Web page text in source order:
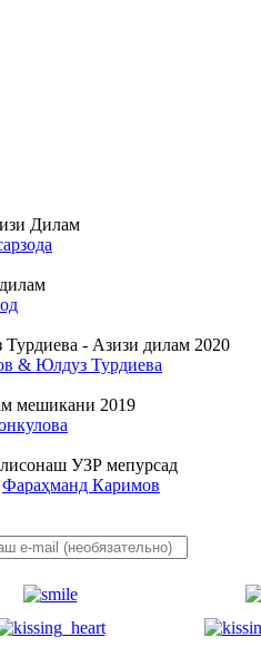
& Юлдуз Турдиева
Фараҳманд Каримов